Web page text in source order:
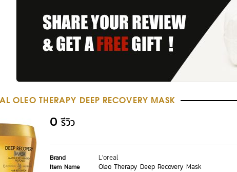
OLEO THERAPY DEEP RECOVERY MASK
0 รีวิว
Brand L'oreal
Item Name Oleo Therapy Deep Recovery Mask